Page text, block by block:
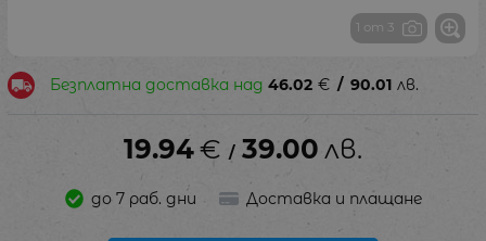
1 от 3
Безплатна доставка над 46.02 € / 90.01 лв.
19.94€ / 39.00 лв.
до 7 раб. дни Доставка и плащане